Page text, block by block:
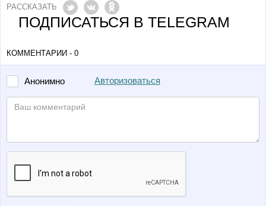
РАССКАЗАТЬ
ПОДПИСАТЬСЯ В TELEGRAM
КОММЕНТАРИИ - 0
Анонимно Авторизоваться